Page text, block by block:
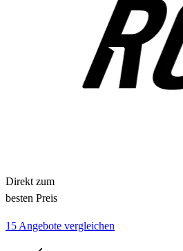
Direkt zum
besten Preis
15 Angebote vergleichen